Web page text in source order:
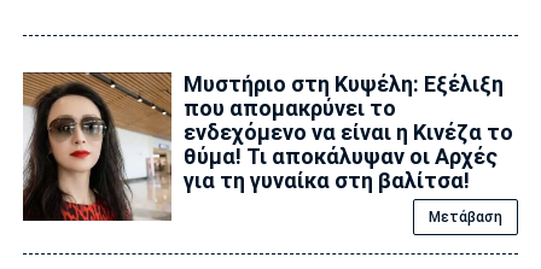
Μυστήριο στη Κυψέλη: Εξέλιξη
που απομακρύνει το
ενδεχόμενο να είναι η Κινέζα το
θύμα! Τι αποκάλυψαν οι Αρχές
για τη γυναίκα στη βαλίτσα!
Μετάβαση